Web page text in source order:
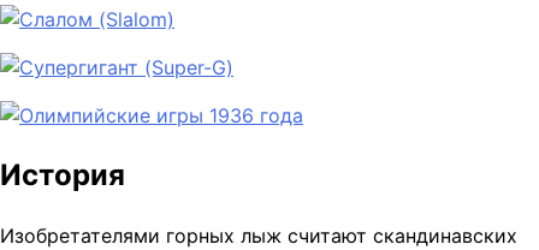
История
Изобретателями горных лыж считают скандинавских